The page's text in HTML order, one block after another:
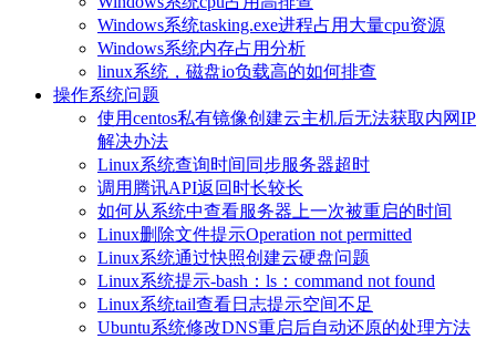
Windows系统tasking.exe进程占用大量cpu资源
Windows系统内存占用分析
linux系统，磁盘io负载高的如何排查
操作系统问题
使用centos私有镜像创建云主机后无法获取内网IP
解决办法
Linux系统查询时间同步服务器超时
调用腾讯API返回时长较长
如何从系统中查看服务器上一次被重启的时间
Linux删除文件提示Operation not permitted
Linux系统通过快照创建云硬盘问题
Linux系统提示-bash：ls：command not found
Linux系统tail查看日志提示空间不足
Ubuntu系统修改DNS重启后自动还原的处理方法